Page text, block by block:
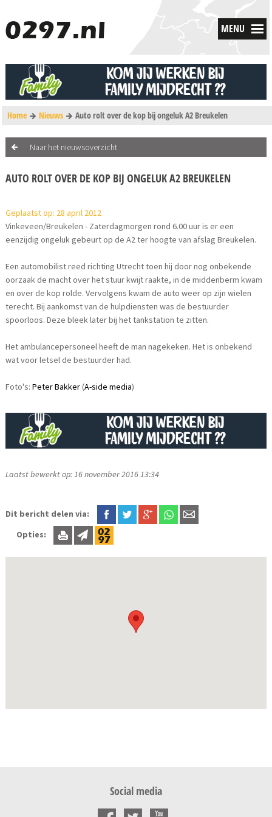
MENU
Home Nieuws Auto rolt over de kop bij ongeluk A2 Breukelen
Naar het nieuwsoverzicht
AUTO ROLT OVER DE KOP BIJ ONGELUK A2 BREUKELEN
Geplaatst op: 28 april 2012
Vinkeveen/Breukelen - Zaterdagmorgen rond 6.00 uur is er een
eenzijdig ongeluk gebeurt op de A2 ter hoogte van afslag Breukelen.
Een automobilist reed richting Utrecht toen hij door nog onbekende
oorzaak de macht over het stuur kwijt raakte, in de middenberm kwam
en over de kop rolde. Vervolgens kwam de auto weer op zijn wielen
terecht. Bij aankomst van de hulpdiensten was de bestuurder
spoorloos. Deze bleek later bij het tankstation te zitten.
Het ambulancepersoneel heeft de man nagekeken. Het is onbekend
wat voor letsel de bestuurder had.
Foto's:Peter Bakker(A-side media)
Laatst bewerkt op: 16 november 2016 13:34
Dit bericht delen via:
Opties:
Social media